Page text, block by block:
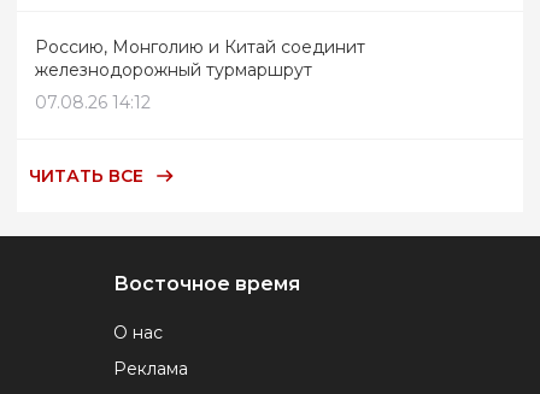
Россию, Монголию и Китай соединит
железнодорожный турмаршрут
07.08.26 14:12
ЧИТАТЬ ВСЕ
Восточное время
О нас
Реклама